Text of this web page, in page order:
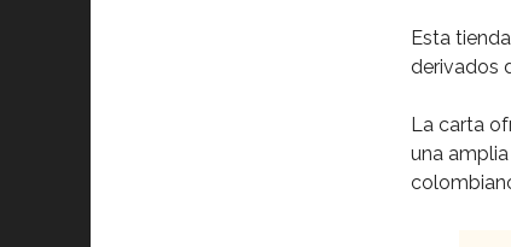
Esta
derivados
La carta
una